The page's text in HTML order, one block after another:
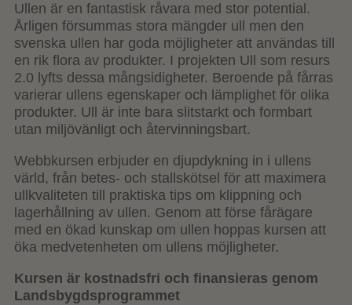
Ullen är en fantastisk råvara med stor potential.
Årligen försummas stora mängder ull men den
svenska ullen har goda möjligheter att användas till
en rik flora av produkter. I projekten Ull som resurs
2.0 lyfts dessa mångsidigheter. Beroende på fårras
varierar ullens egenskaper och lämplighet för olika
produkter. Ull är inte bara slitstarkt och formbart
utan miljövänligt och återvinningsbart.
Webbkursen erbjuder en djupdykning in i ullens
värld, från betes- och stallskötsel för att maximera
ullkvaliteten till praktiska tips om klippning och
lagerhållning av ullen. Genom att förse fårägare
med en ökad kunskap om ullen hoppas kursen att
öka medvetenheten om ullens möjligheter.
Kursen är kostnadsfri och finansieras genom
Landsbygdsprogrammet